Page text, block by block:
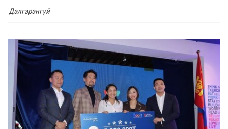
Дэлгэрэнгүй